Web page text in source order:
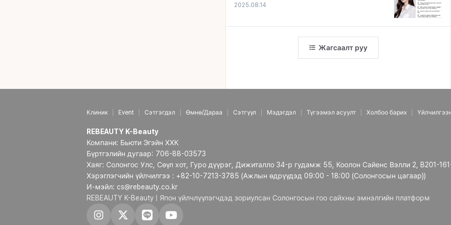
2025.08.14
Жагсаалт руу
Клиник Event Сэтгэгдэл Өмнө/Дараа Сэтгүүл Мэдэгдэл Түгээмэл асуулт Холбоо барих
REBEAUTY K-Beauty
Компани: Бьюти Эгэйн ХХК
Бүртгэлийн дугаар: 706-88-03573
Хаяг: Солонгос Улс, Сөүл хот, Гуро дүүрэг, Дижиталло 34-р гудамж 55, Коолон Сайенс Вэлли 2, B201-
Хэрэглэгчийн үйлчилгээ : +82-10-7213-3785 (Ажлын өдрүүдэд 09:00 - 18:00 (Солонгосын цагаар))
И-мэйл: cs@rebeauty.co.kr
REBEAUTY K-Beauty | Япон үйлчлүүлэгчдэд зориулсан Солонгосын гоо сайхны эмнэлгийн платформ